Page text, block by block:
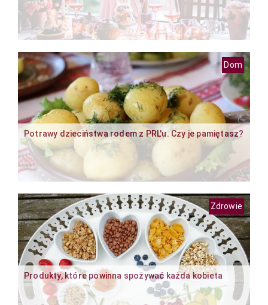
Potrawy dzieciństwa rodem z PRL'u. Czy je pamiętasz?
Dom
Produkty, które powinna spożywać każda kobieta
Zdrowie